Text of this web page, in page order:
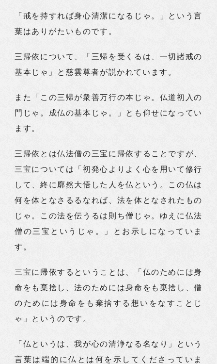
「戒を持すれば身心清潔になるじゃ。」という言
葉はありがたいものです。
三帰依について、「三帰を受くるは、一切諸戒の
基本じゃ」と慈雲尊者が説かれています。
また「この三帰が衆善万行の本じゃ。仏道初入の
門じゃ。成仏の基本じゃ。」とも仰せになってい
ます。
三帰依とは仏法僧の三宝に帰依することですが、
三宝については「初発心よりよく心を用いて修行
して、終に廓然大悟した人を仏という。この仏は
何を体となさるるなれば、法を体となされたもの
じゃ。この法を伝うるは則ち僧じゃ。ゆえに仏法
僧の三宝というじゃ。」とお示しになっていま
す。
三宝に帰依するということは、「仏のためには身
命をも棄捨し、法のためには身命をも棄捨し、僧
のためには身命をも棄捨する想いをなすことじ
ゃ」というのです。
「仏というは、我が心の清浄なる名なり」という
言葉は端的に仏とは何を示してくださっていま